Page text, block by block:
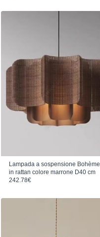
Lampada a sospensione Bohème
in rattan colore marrone D40 cm
242.78€